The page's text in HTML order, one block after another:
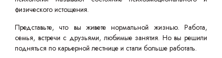
физического истощения.
Представьте, что вы живете нормальной жизнью. Работа,
семья, встречи с друзьями, любимые занятия. Но вы решили
подняться по карьерной лестнице и стали больше работать.